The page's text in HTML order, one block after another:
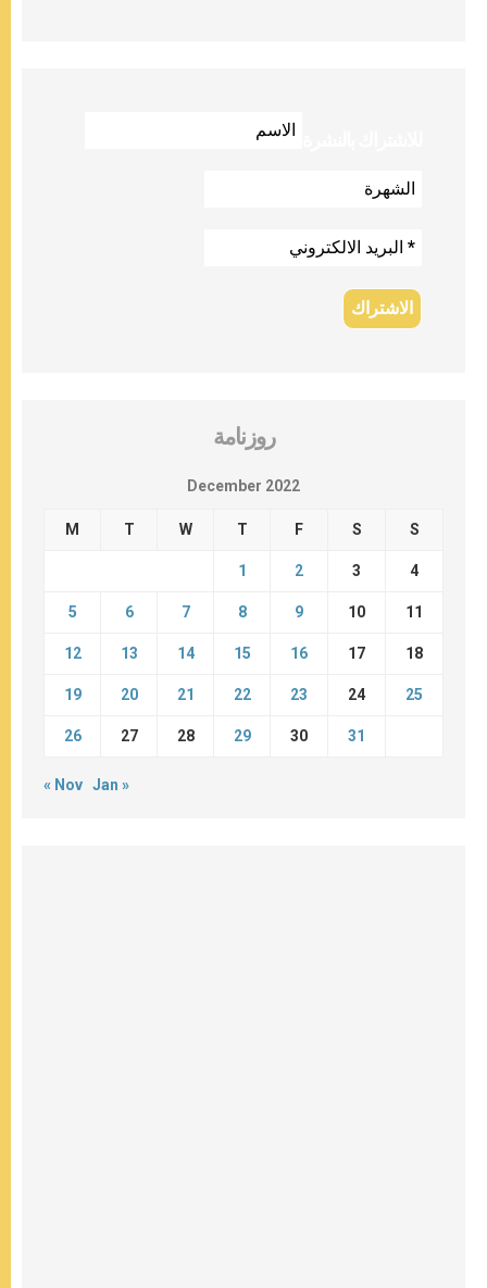
روزنامة
December 2022
M T W T F S S
1 2 3 4
5 6 7 8 9 10 11
12 13 14 15 16 17 18
19 20 21 22 23 24 25
26 27 28 29 30 31
« Nov Jan »